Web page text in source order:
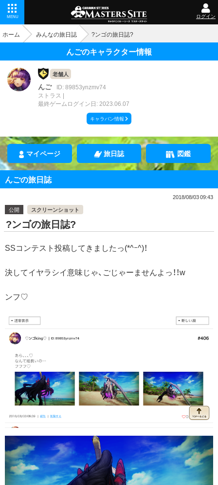
MENU ログイン
ホーム みんなの旅日誌 ?ンゴの旅日誌?
んごのキャラクター情報
老舗人
んご ID: 89853ynzmv74
ストラス
最終ゲームログイン日: 2023.06.07
キャラバン情報
マイページ 旅日誌 図鑑
んごの旅日誌
2018/08/03 09:43
公開
スクリーンショット
?ンゴの旅日誌?
SSコンテスト投稿してきましたっ(*^ｰ^)！
決してイヤラシイ意味じゃ、ごじゃーませんよっ！！w
ンフ♡